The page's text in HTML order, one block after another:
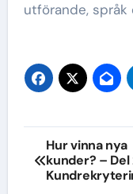
utförande, språk
Hur vinna nya
kunder? – Del